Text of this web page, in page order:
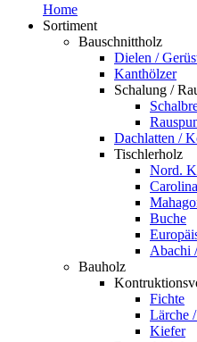
Home
Sortiment
Bauschnittholz
Dielen /
Kanthölzer
Schalung /
Dachlatten /
Tischlerholz
Nord.
Buche
Abachi
Bauholz
Fichte
Lärche
Kiefer